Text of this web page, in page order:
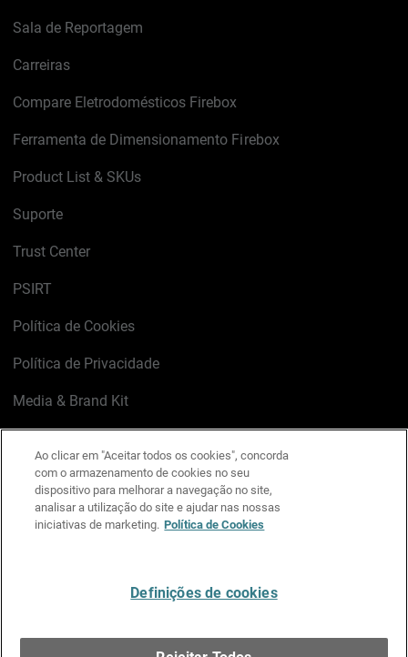
Sala de Reportagem
Carreiras
Compare Eletrodomésticos Firebox
Ferramenta de Dimensionamento Firebox
Product List & SKUs
Suporte
Trust Center
PSIRT
Política de Cookies
Política de Privacidade
Media & Brand Kit
LinkedIn
X FacebookInstagram
YouTube
Ao clicar em "Aceitar todos os cookies", concorda
com o armazenamento de cookies no seu
dispositivo para melhorar a navegação no site,
analisar a utilização do site e ajudar nas nossas
iniciativas de marketing. Política de Cookies
Definições de cookies